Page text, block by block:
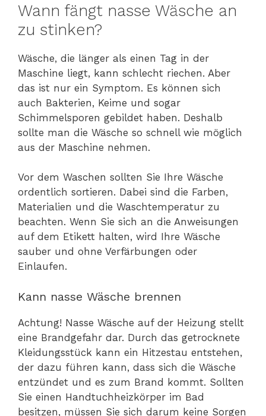
Wann fängt nasse Wäsche an
zu stinken?
Wäsche, die länger als einen Tag in der
Maschine liegt, kann schlecht riechen. Aber
das ist nur ein Symptom. Es können sich
auch Bakterien, Keime und sogar
Schimmelsporen gebildet haben. Deshalb
sollte man die Wäsche so schnell wie möglich
aus der Maschine nehmen.
Vor dem Waschen sollten Sie Ihre Wäsche
ordentlich sortieren. Dabei sind die Farben,
Materialien und die Waschtemperatur zu
beachten. Wenn Sie sich an die Anweisungen
auf dem Etikett halten, wird Ihre Wäsche
sauber und ohne Verfärbungen oder
Einlaufen.
Kann nasse Wäsche brennen
Achtung! Nasse Wäsche auf der Heizung stellt
eine Brandgefahr dar. Durch das getrocknete
Kleidungsstück kann ein Hitzestau entstehen,
der dazu führen kann, dass sich die Wäsche
entzündet und es zum Brand kommt. Sollten
Sie einen Handtuchheizkörper im Bad
besitzen, müssen Sie sich darum keine Sorgen